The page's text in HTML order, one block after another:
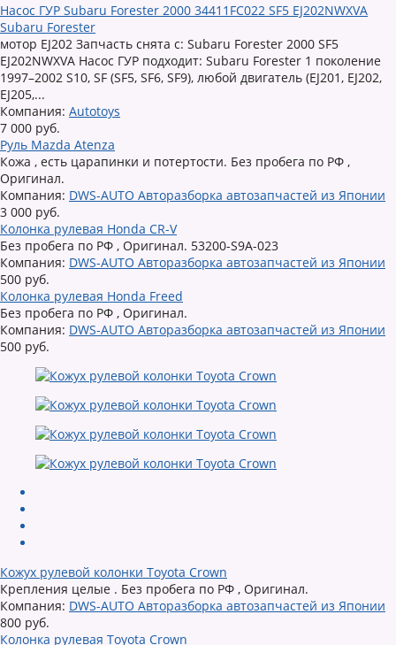
Насос ГУР Subaru Forester 2000 34411FC022 SF5 EJ202NWXVA
Subaru Forester
мотор EJ202 Запчасть снята с: Subaru Forester 2000 SF5
EJ202NWXVA Насос ГУР подходит: Subaru Forester 1 поколение
1997–2002 S10, SF (SF5, SF6, SF9), любой двигатель (EJ201, EJ202,
EJ205,...
Компания: Autotoys
7 000 руб.
Руль Mazda Atenza
Кожа , есть царапинки и потертости. Без пробега по РФ ,
Оригинал.
Компания: DWS-AUTO Авторазборка автозапчастей из Японии
3 000 руб.
Колонка рулевая Honda CR-V
Без пробега по РФ , Оригинал. 53200-S9A-023
Компания: DWS-AUTO Авторазборка автозапчастей из Японии
500 руб.
Колонка рулевая Honda Freed
Без пробега по РФ , Оригинал.
Компания: DWS-AUTO Авторазборка автозапчастей из Японии
500 руб.
Кожух рулевой колонки Toyota Crown
Крепления целые . Без пробега по РФ , Оригинал.
Компания: DWS-AUTO Авторазборка автозапчастей из Японии
800 руб.
Колонка рулевая Toyota Crown